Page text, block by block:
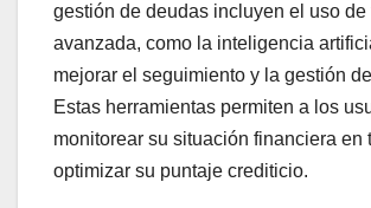
gestión de deudas incluyen el uso de
avanzada, como la inteligencia
mejorar el seguimiento y la gestión
Estas herramientas permiten a los
monitorear su situación financiera en
optimizar su puntaje crediticio.